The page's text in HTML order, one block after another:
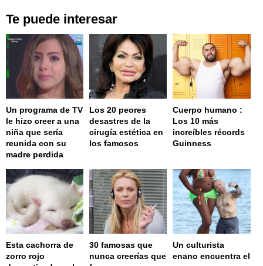
Te puede interesar
Un programa de TV
le hizo creer a una
niña que sería
reunida con su
madre perdida
Los 20 peores
desastres de la
cirugía estética en
los famosos
Cuerpo humano :
Los 10 más
increíbles récords
Guinness
Esta cachorra de
zorro rojo
30 famosas que
nunca creerías que
Un culturista
enano encuentra el